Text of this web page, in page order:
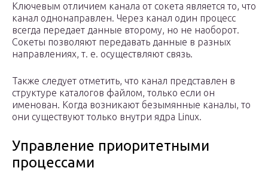
Ключевым отличием канала от сокета является то, что
канал однонаправлен. Через канал один процесс
всегда передает данные второму, но не наоборот.
Сокеты позволяют передавать данные в разных
направлениях, т. е. осуществляют связь.
Также следует отметить, что канал представлен в
структуре каталогов файлом, только если он
именован. Когда возникают безымянные каналы, то
они существуют только внутри ядра Linux.
Управление приоритетными
процессами